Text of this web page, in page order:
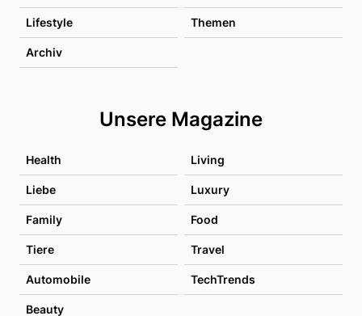
Lifestyle Themen
Archiv
Unsere Magazine
Health Living
Liebe Luxury
Family Food
Tiere Travel
Automobile TechTrends
Beauty